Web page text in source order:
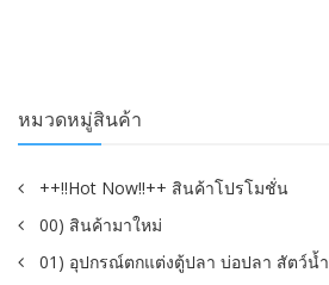
หมวดหมู่สินค้า
++!!Hot Now!!++ สินค้าโปรโมชั่น
00) สินค้ามาใหม่
01) อุปกรณ์ตกแต่งตู้ปลา บ่อปลา สัตว์น้ำ